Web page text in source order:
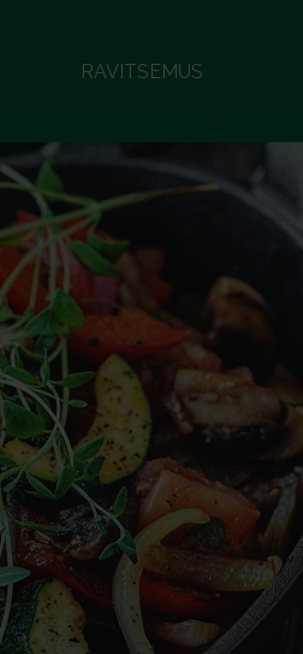
RAVITSEMUS